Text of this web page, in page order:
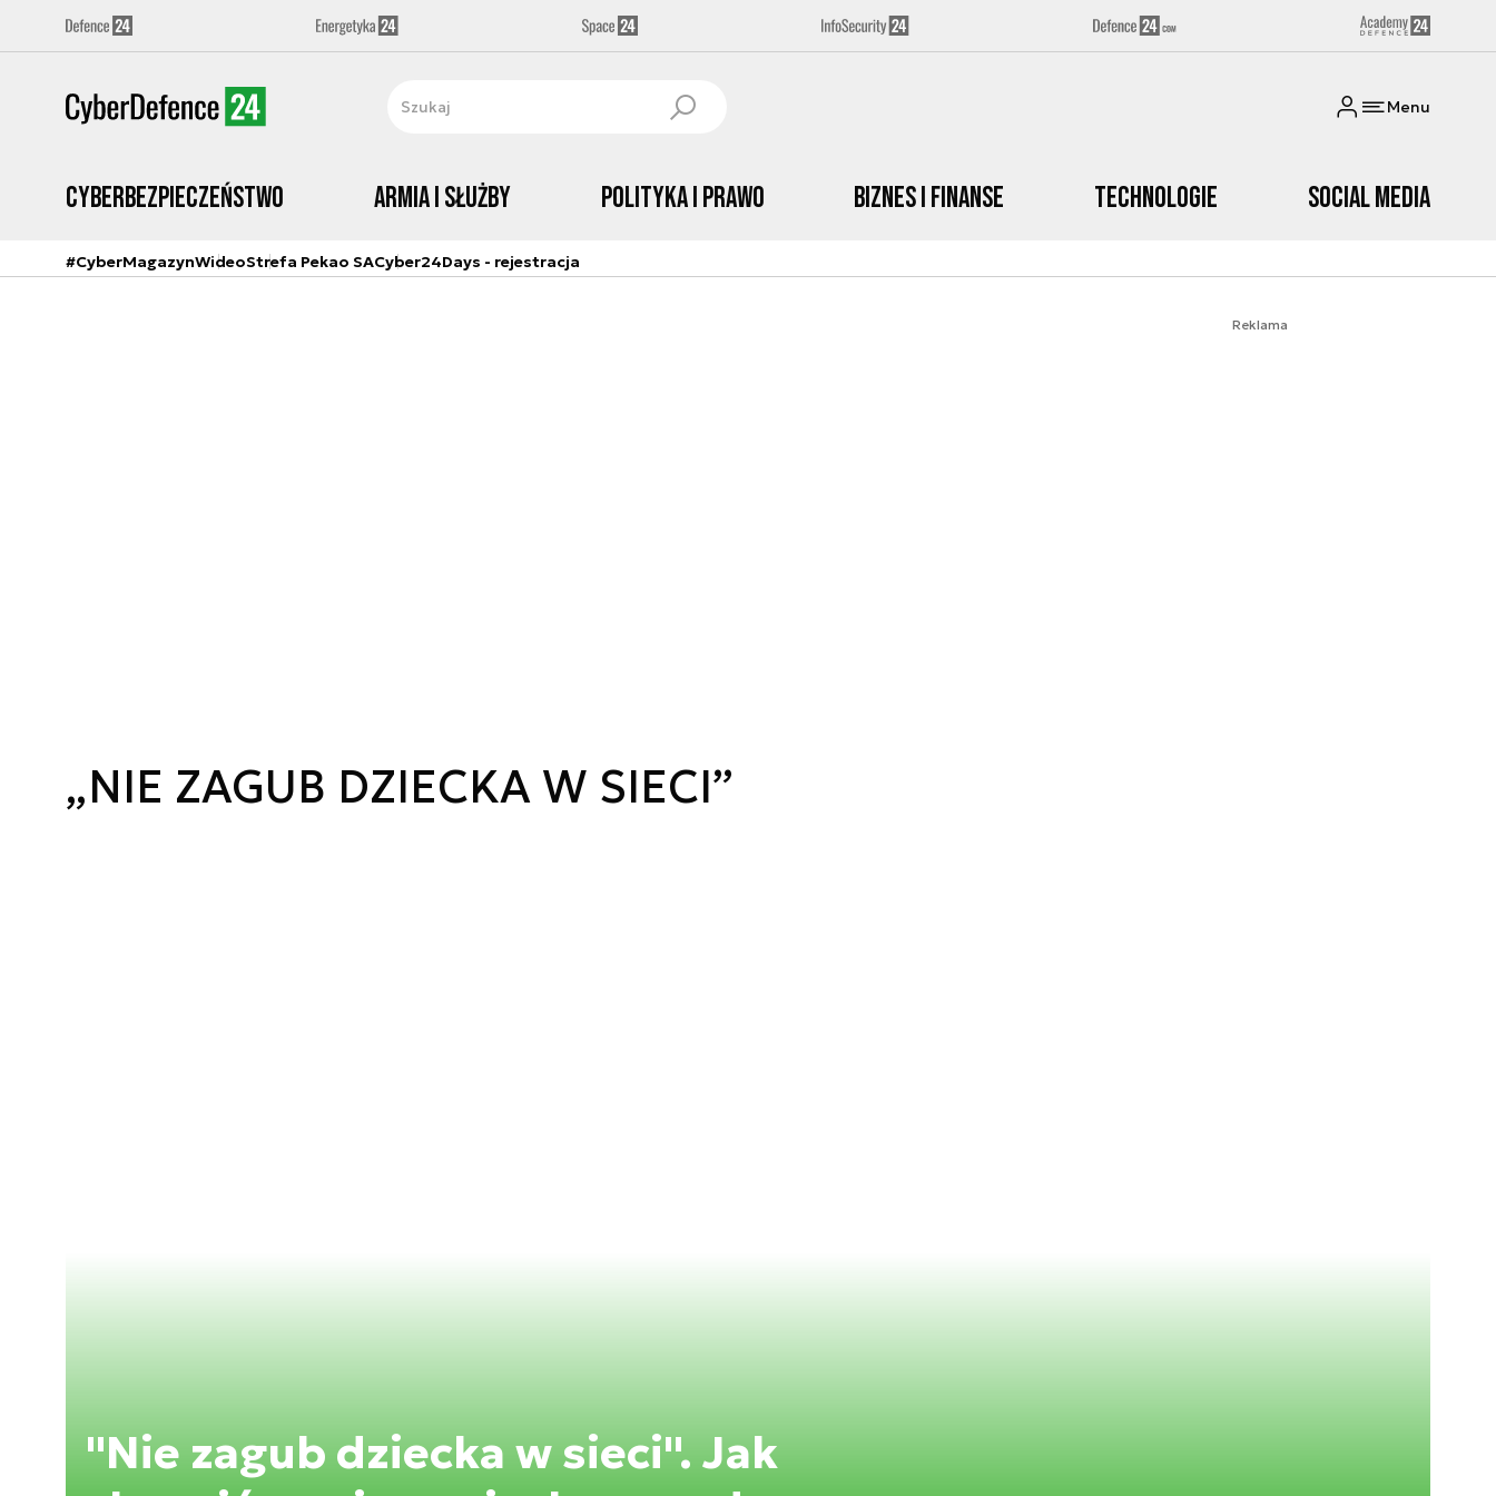
Menu
Cyberbezpieczeństwo Armia i Służby Polityka i prawo Biznes i Finanse Technologie Social media
#CyberMagazynWideoStrefa Pekao SACyber24Days - rejestracja
Reklama
„NIE ZAGUB DZIECKA W SIECI”
"Nie zagub dziecka w sieci". Jak